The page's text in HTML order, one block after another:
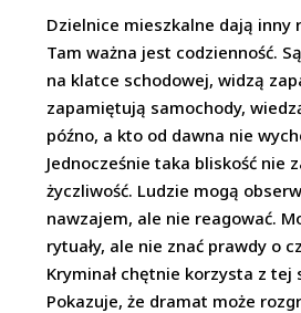
Dzielnice mieszkalne dają inny
Tam ważna jest codzienność.
na klatce schodowej, widzą
zapamiętują samochody,
późno, a kto od dawna nie
Jednocześnie taka bliskość nie
życzliwość. Ludzie mogą
nawzajem, ale nie reagować.
rytuały, ale nie znać prawdy o
Kryminał chętnie korzysta z tej
Pokazuje, że dramat może